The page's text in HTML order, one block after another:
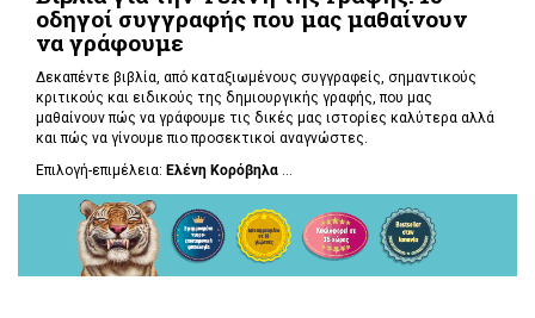
οδηγοί συγγραφής που μας μαθαίνουν
να γράφουμε
Δεκαπέντε βιβλία, από καταξιωμένους συγγραφείς, σημαντικούς
κριτικούς και ειδικούς της δημιουργικής γραφής, που μας
μαθαίνουν πώς να γράφουμε τις δικές μας ιστορίες καλύτερα αλλά
και πώς να γίνουμε πιο προσεκτικοί αναγνώστες.
Επιλογή-επιμέλεια: Ελένη Κορόβηλα ...